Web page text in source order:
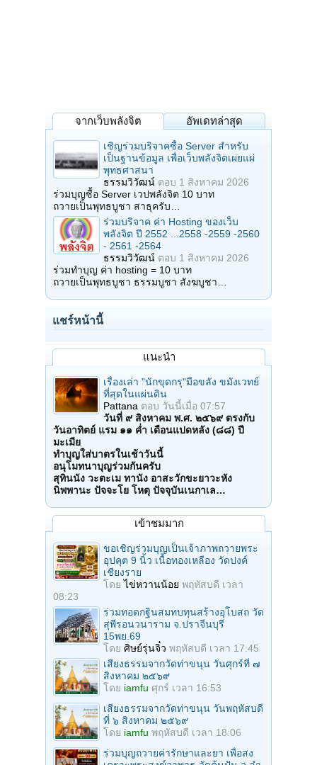
จากเว็บพลังจิต อัพเดทล่าสุด
เชิญร่วมบริจาคซื้อ Server สำหรับ
เป็นฐานข้อมูล เพื่อเว็บพลังจิตเผยแผ่
พุทธศาสนา
ธรรมวิวัฒน์ ตอบ 1 สิงหาคม 2026
ร่วมบุญซื้อ Server เวปพลังจิต 10 บาท
ถวายเป็นพุทธบูชา สาธุครับ…
ร่วมบริจาค ค่า Hosting ของเว็บ
พลังจิต ปี 2552 ...2558 -2559 -2560
- 2561 -2564
ธรรมวิวัฒน์ ตอบ 1 สิงหาคม 2026
ร่วมทำบุญ ค่า hosting = 10 บาท
ถวายเป็นพุทธบูชา ธรรมบูชา สังฆบูชา…
แชร์หน้านี้
แนะนำ
เรื่องเล่า "นักขุดกรุ"มือขลัง ขมังเวทย์
ที่สุดในแผ่นดิน
Pattana ตอบ วันนี้เมื่อ 07:57
วันที่ ๙ สิงหาคม พ.ศ. ๒๕๖๙ ตรงกับ
วันอาทิตย์ แรม ๑๑ ค่ำ เดือนแปดหลัง (๘๘) ปี
มะเมีย
ทำบุญใส่บาตรในเช้าวันนี้
อนุโมทนาบุญร่วมกันครับ
สุทินนัง วะตะเม ทานัง อาสะวักขะยาวะหัง
นิพพานะ ปัจจะโย โหตุ ปัจจุบันเนกาเล…
เข้าชมมาก
ขอเชิญร่วมบุญเป็นเจ้าภาพถวายพระ
อุปคุต 9 นิ้ว เนื้อทองเหลือง วัดปงค์
เชียงราย
โดยไข่หวานน้อย พฤหัสบดี เวลา
08:23
ร่วมทอดกฐินสมทบทุนสร้างอุโบสถ วัด
สุพีรอนวนาราม จ.ปราจีนบุรี
15พย.69
โดย ศิษย์รุ่นจิ๋ว พฤหัสบดี เวลา 17:45
เสียงธรรมจากวัดท่าขนุน วันศุกร์ที่ ๗
สิงหาคม ๒๕๖๙
โดย iamfu ศุกร์ เวลา 16:53
เสียงธรรมจากวัดท่าขนุน วันพฤหัสบดี
ที่ ๖ สิงหาคม ๒๕๖๙
โดย iamfu พฤหัสบดี เวลา 18:06
ร่วมบุญถวายค่ารักษาและยา เพื่อสง